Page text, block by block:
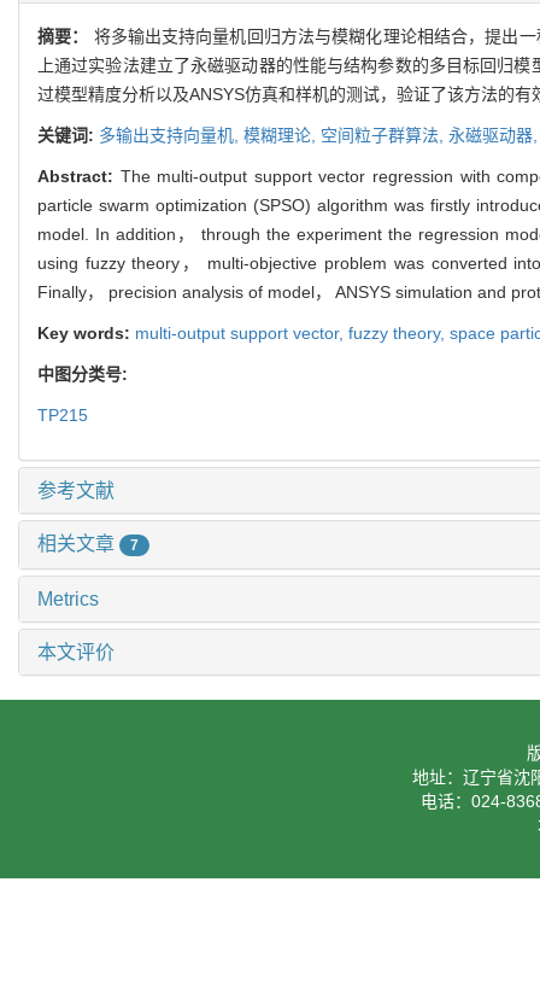
摘要： 将多输出支持向量机回归方法与模糊化理论相结合，提出
上通过实验法建立了永磁驱动器的性能与结构参数的多目标回归
过模型精度分析以及ANSYS仿真和样机的测试，验证了该方法的有
关键词: 多输出支持向量机, 模糊理论, 空间粒子群算法, 永磁驱动
Abstract: The multi-output support vector regression with
particle swarm optimization (SPSO) algorithm was firstly
model. In addition， through the experiment the regression
using fuzzy theory， multi-objective problem was converted
Finally， precision analysis of model， ANSYS simulation and
Key words: multi-output support vector, fuzzy theory, space
中图分类号:
TP215
参考文献
相关文章 7
Metrics
本文评价
地址：辽宁省沈
电话：024-